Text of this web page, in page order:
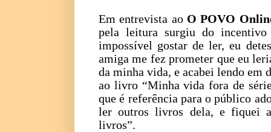
Em entrevista ao O POVO
pela leitura surgiu do
impossível gostar de ler, eu
amiga me fez prometer que eu
da minha vida, e acabei lendo em
ao livro “Minha vida fora de
que é referência para o público
ler outros livros dela, e fiquei
livros”.